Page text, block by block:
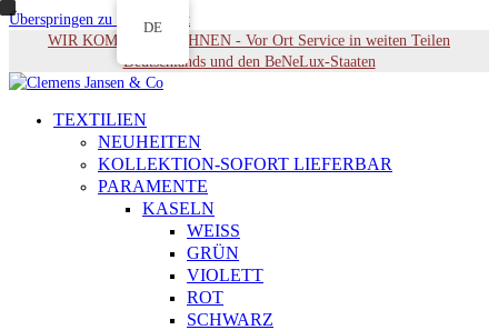
Überspringen zu Hauptinhalt
WIR KOMMEN ZU IHNEN - Vor Ort Service in weiten Teilen
Deutschlands und den BeNeLux-Staaten
TEXTILIEN
NEUHEITEN
KOLLEKTION-SOFORT LIEFERBAR
PARAMENTE
KASELN
WEISS
GRÜN
VIOLETT
ROT
SCHWARZ
DE